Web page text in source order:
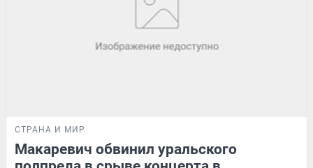
СТРАНА И МИР
Макаревич обвинил уральского